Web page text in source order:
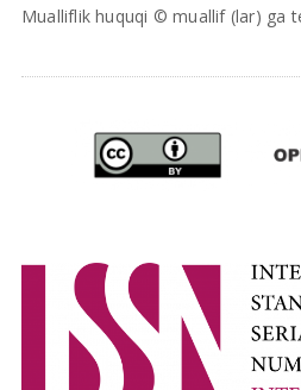
Mualliflik huquqi © muallif (lar) ga